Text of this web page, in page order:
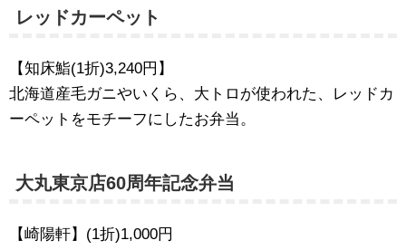
レッドカーペット
【知床鮨(1折)3,240円】
北海道産毛ガニやいくら、大トロが使われた、レッドカ
ーペットをモチーフにしたお弁当。
大丸東京店60周年記念弁当
【崎陽軒】(1折)1,000円